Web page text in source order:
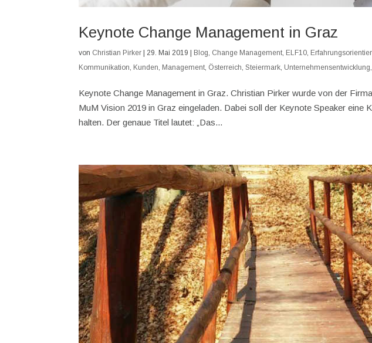
Keynote Change Management in Graz
von Christian Pirker | 29. Mai 2019 | Blog Change Management ELF10
Kommunikation Kunden Management Österreich ,Steiermark Unternehmensentwicklung
Keynote Change Management in Graz. Christian Pirker wurde von der
MuM Vision 2019 in Graz eingeladen. Dabei soll der Keynote Speaker eine
halten. Der genaue Titel lautet: „Das...